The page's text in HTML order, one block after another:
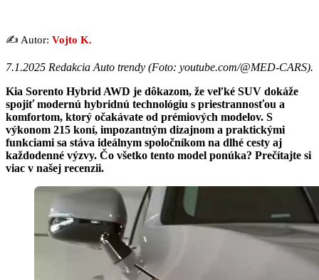
✍️ Autor: Vojto K.
7.1.2025 Redakcia Auto trendy (Foto: youtube.com/@MED-CARS).
Kia Sorento Hybrid AWD je dôkazom, že veľké SUV dokáže
spojiť modernú hybridnú technológiu s priestrannosťou a
komfortom, ktorý očakávate od prémiových modelov. S
výkonom 215 koní, impozantným dizajnom a praktickými
funkciami sa stáva ideálnym spoločníkom na dlhé cesty aj
každodenné výzvy. Čo všetko tento model ponúka? Prečítajte si
viac v našej recenzii.